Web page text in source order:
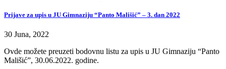
Prijave za upis u JU Gimnaziju “Panto Mališić” – 3. dan 2022
30 Juna, 2022
Ovde možete preuzeti bodovnu listu za upis u JU Gimnaziju “Panto
Mališić”, 30.06.2022. godine.